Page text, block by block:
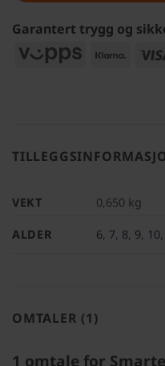
Garantert trygg og
Vipps
Klarna
VEKT 0,650 kg
ALDER 6, 7, 8, 9, 10,
OMTALER (1)
1 omtale for